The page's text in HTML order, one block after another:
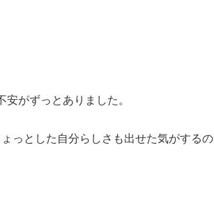
がずっとありました。
っとした自分らしさも出せた気がするの